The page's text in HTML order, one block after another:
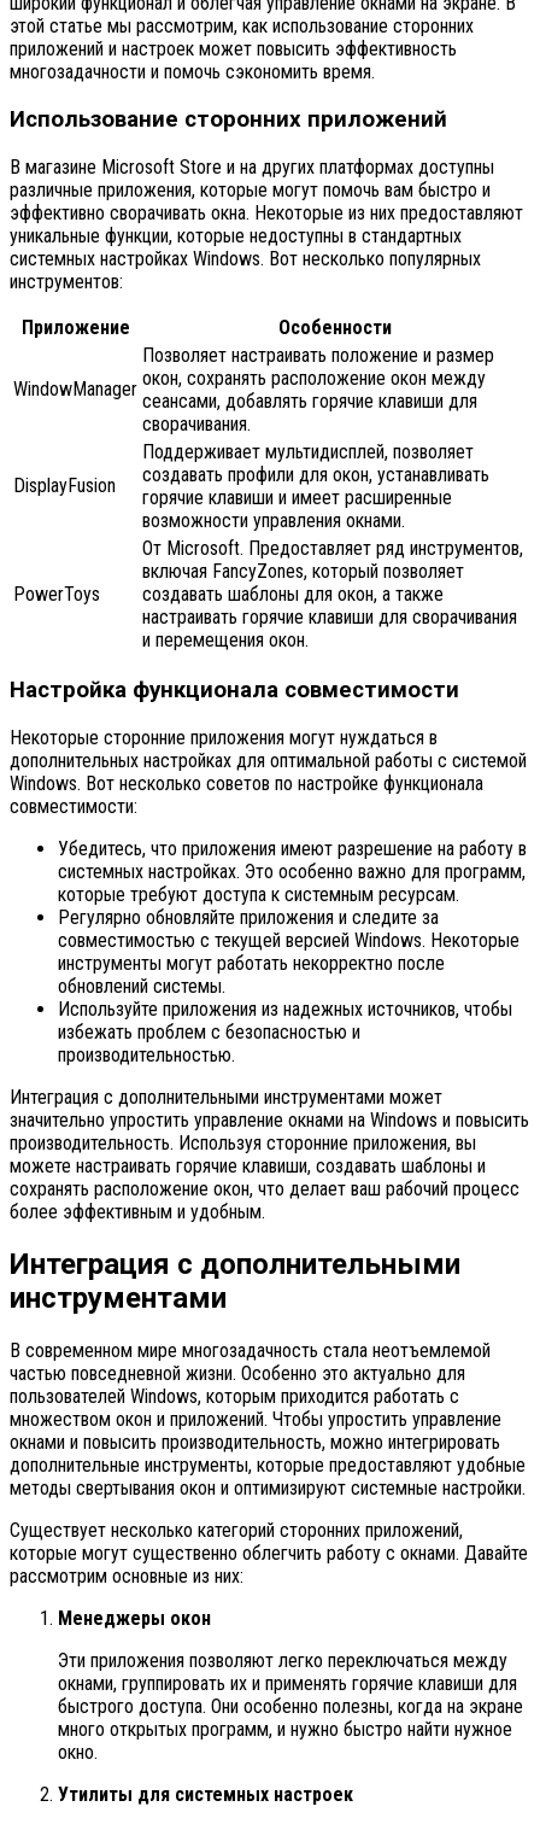
этой статье мы рассмотрим, как использование сторонних
приложений и настроек может повысить эффективность
многозадачности и помочь сэкономить время.
Использование сторонних приложений
В магазине Microsoft Store и на других платформах доступны
различные приложения, которые могут помочь вам быстро и
эффективно сворачивать окна. Некоторые из них предоставляют
уникальные функции, которые недоступны в стандартных
системных настройках Windows. Вот несколько популярных
инструментов:
Приложение
Особенности
WindowManager
Позволяет настраивать положение и размер
окон, сохранять расположение окон между
сеансами, добавлять горячие клавиши для
сворачивания.
DisplayFusion
Поддерживает мультидисплей, позволяет
создавать профили для окон, устанавливать
горячие клавиши и имеет расширенные
возможности управления окнами.
PowerToys
От Microsoft. Предоставляет ряд инструментов,
включая FancyZones, который позволяет
создавать шаблоны для окон, а также
настраивать горячие клавиши для сворачивания
и перемещения окон.
Настройка функционала совместимости
Некоторые сторонние приложения могут нуждаться в
дополнительных настройках для оптимальной работы с системой
Windows. Вот несколько советов по настройке функционала
совместимости:
Убедитесь, что приложения имеют разрешение на работу в
системных настройках. Это особенно важно для программ,
которые требуют доступа к системным ресурсам.
Регулярно обновляйте приложения и следите за
совместимостью с текущей версией Windows. Некоторые
инструменты могут работать некорректно после
обновлений системы.
Используйте приложения из надежных источников, чтобы
избежать проблем с безопасностью и
производительностью.
Интеграция с дополнительными инструментами может
значительно упростить управление окнами на Windows и повысить
производительность. Используя сторонние приложения, вы
можете настраивать горячие клавиши, создавать шаблоны и
сохранять расположение окон, что делает ваш рабочий процесс
более эффективным и удобным.
Интеграция с дополнительными
инструментами
В современном мире многозадачность стала неотъемлемой
частью повседневной жизни. Особенно это актуально для
пользователей Windows, которым приходится работать с
множеством окон и приложений. Чтобы упростить управление
окнами и повысить производительность, можно интегрировать
дополнительные инструменты, которые предоставляют удобные
методы свертывания окон и оптимизируют системные настройки.
Существует несколько категорий сторонних приложений,
которые могут существенно облегчить работу с окнами. Давайте
рассмотрим основные из них:
Менеджеры окон
Эти приложения позволяют легко переключаться между
окнами, группировать их и применять горячие клавиши для
быстрого доступа. Они особенно полезны, когда на экране
много открытых программ, и нужно быстро найти нужное
окно.
Утилиты для системных настроек